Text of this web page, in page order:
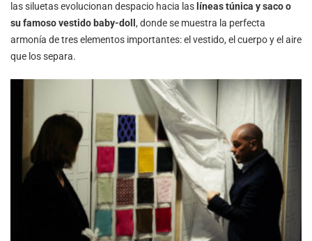
las siluetas evolucionan despacio hacia las líneas túnica y saco o
su famoso vestido baby-doll , donde se muestra la perfecta
armonía de tres elementos importantes: el vestido, el cuerpo y el aire
que los separa.